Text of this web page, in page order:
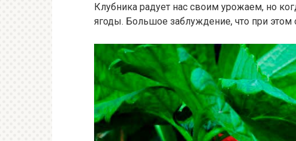
Клубника радует нас своим урожаем, но
ягоды. Большое заблуждение, что при этом